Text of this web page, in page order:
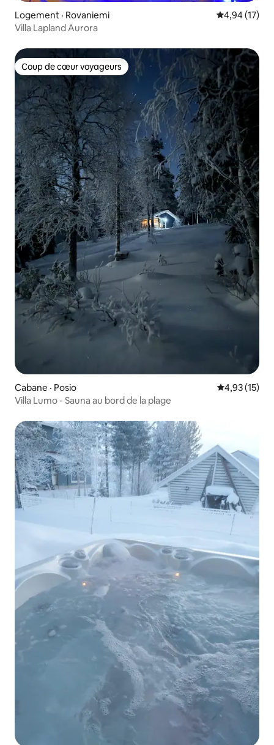
Logement · Rovaniemi Note
4,94 (17)
Villa Lapland Aurora
Coup de cœur voyageurs
Coup de cœur voyageurs
Cabane · Posio Note
4,93 (15)
Villa Lumo - Sauna au bord de la plage